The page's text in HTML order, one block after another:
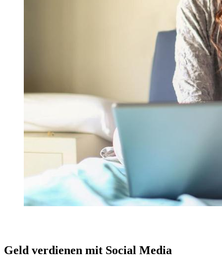
Geld verdienen mit Social Media